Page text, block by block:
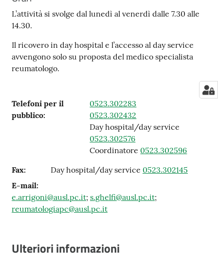
L’attività si svolge dal lunedì al venerdì dalle 7.30 alle
14.30.
Il ricovero in day hospital e l’accesso al day service
avvengono solo su proposta del medico specialista
reumatologo.
Telefoni per il
pubblico:
0523.302283
0523.302432
Day hospital/day service
0523.302576
Coordinatore 0523.302596
Fax: Day hospital/day service 0523.302145
E-mail:
e.arrigoni@ausl.pc.it; s.ghelfi@ausl.pc.it;
reumatologiapc@ausl.pc.it
Ulteriori informazioni